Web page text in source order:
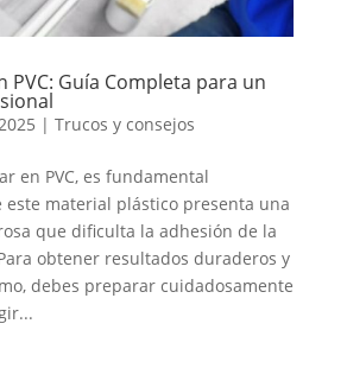
PVC: Guía Completa para un
| Trucos y consejos
en PVC, es fundamental
material plástico presenta una
que dificulta la adhesión de la
obtener resultados duraderos y
debes preparar cuidadosamente